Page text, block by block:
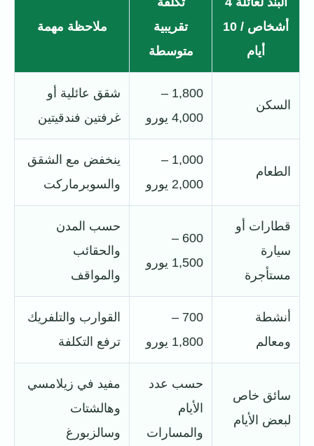
أشخاص / 10
أيام
تقريبية
متوسطة
ملاحظة مهمة
السكن
1,800 –
4,000 يورو
شقق عائلية أو
غرفتين فندقيتين
الطعام
1,000 –
2,000 يورو
ينخفض مع الشقق
والسوبرماركت
قطارات أو
سيارة
مستأجرة
600 –
1,500 يورو
حسب المدن
والحقائب
والمواقف
أنشطة
ومعالم
700 –
1,800 يورو
القوارب والتلفريك
ترفع التكلفة
سائق خاص
لبعض الأيام
حسب عدد
الأيام
والمسارات
مفيد في زيلامسي
وهالشتات
وسالزبورغ